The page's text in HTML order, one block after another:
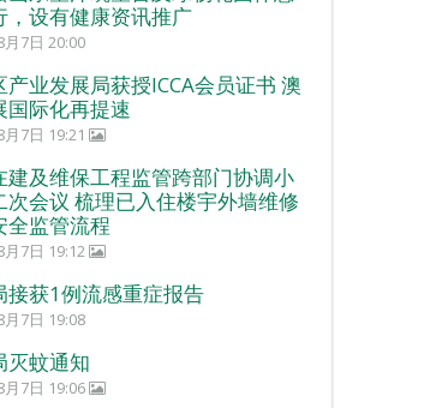
，设有健康资讯推广
7日 20:00
产业发展局获授ICCA会员证书 澳
国际化再提速
7日 19:21
建及维保工程监管跨部门协调小
次会议 梳理已入住楼宇外墙维修
全监管流程
7日 19:12
接获1例流感重症报告
7日 19:08
灭蚊通知
7日 19:06